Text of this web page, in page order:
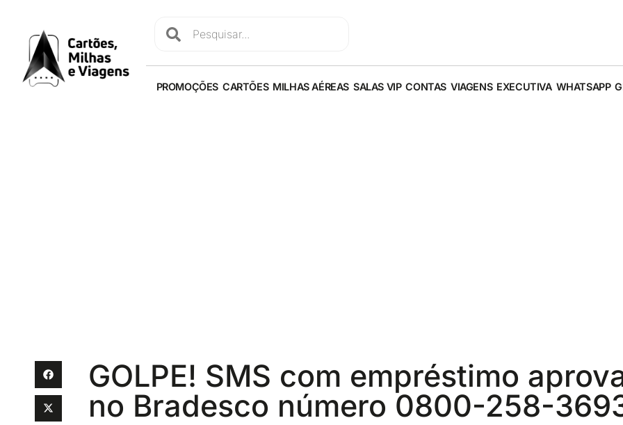
PROMOÇÕES CARTÕES MILHAS AÉREAS SALAS VIP CONTAS VIAGENS EXECUTIVA WHATSAPP
GOLPE! SMS com empréstimo
no Bradesco número 0800-258-